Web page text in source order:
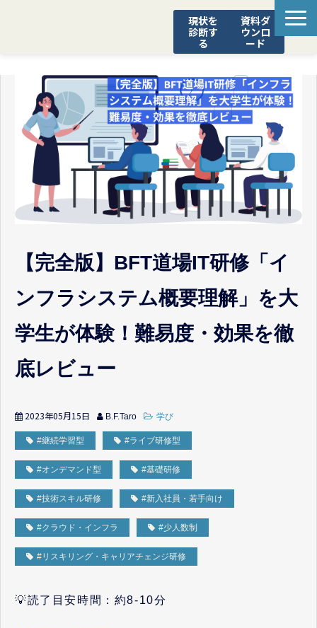
現状を
診断す
る
資料ダ
ウンロ
ード
診断ポータル
SCS評価制度 対応支援
YOROZUブログ
【完全版】BFT道場IT研修「イ
ンフラシステム概要理解」を大
学生が体験！難易度・効果を徹
底レビュー
2023年05月15日 B.F.Taro 学び
#継続学習型 #ライブ研修型
#オンデマンド型 #基礎研修
#技術スキル研修 #新入社員・若手向け
#クラウド・インフラ #少人数制
#リスキリング・キャリアチェンジ研修
💡読了目安時間：約8-10分